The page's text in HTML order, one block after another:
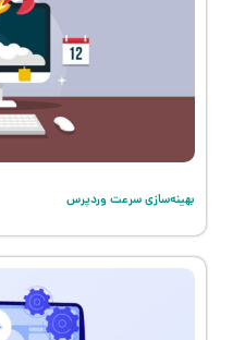
بهینه‌سازی سرعت وردپرس